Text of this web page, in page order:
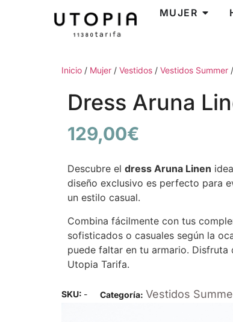
MUJER
Inicio / Mujer / Vestidos / Vestidos Summer
Dress Aruna
129,00€
Descubre el dress Aruna Linen
diseño exclusivo es perfecto para
un estilo casual.
Combina fácilmente con tus
sofisticados o casuales según la
puede faltar en tu armario.
Utopia Tarifa.
SKU: - Categoría: Vestidos